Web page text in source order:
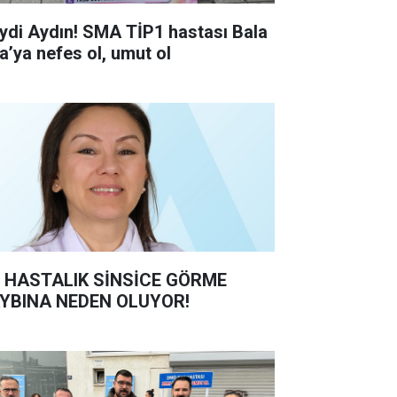
Aydın! SMA TİP1 hastası Bala
nefes ol, umut ol
HASTALIK SİNSİCE GÖRME
NEDEN OLUYOR!